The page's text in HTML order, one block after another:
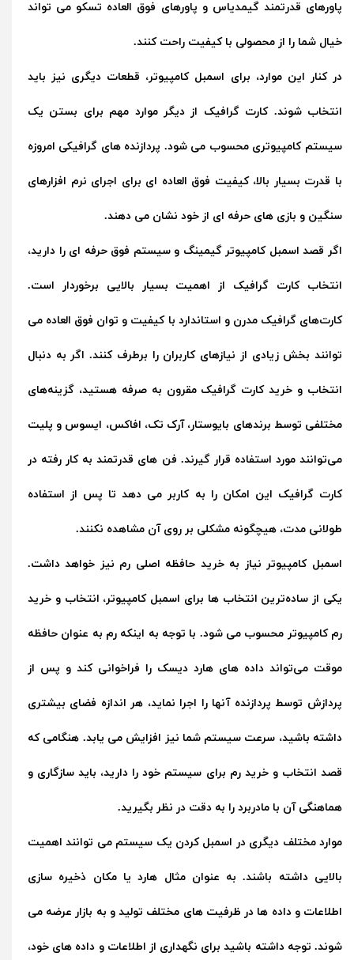
پاورهای قدرتمند گیمدیاس و پاورهای فوق العاده تسکو می تواند
خیال شما را از محصولی با کیفیت راحت کنند.
در کنار این موارد، برای اسمبل کامپیوتر، قطعات دیگری نیز باید
انتخاب شوند. کارت گرافیک از دیگر موارد مهم برای بستن یک
سیستم کامپیوتری محسوب می شود. پردازنده های گرافیکی امروزه
با قدرت بسیار بالا، کیفیت فوق العاده ای برای اجرای نرم افزارهای
سنگین و بازی های حرفه ای از خود نشان می دهند.
اگر قصد اسمبل کامپیوتر گیمینگ و سیستم فوق حرفه ای را دارید،
انتخاب کارت گرافیک از اهمیت بسیار بالایی برخوردار است.
کارت‌های گرافیک مدرن و استاندارد با کیفیت و توان فوق العاده می
توانند بخش زیادی از نیازهای کاربران را برطرف کنند. اگر به دنبال
انتخاب و خرید کارت گرافیک مقرون به صرفه هستید، گزینه‌های
مختلفی توسط برندهای بایوستار، آرک تک، افاکس، ایسوس و پلیت
می‌توانند مورد استفاده قرار گیرند. فن های قدرتمند به کار رفته در
کارت گرافیک این امکان را به کاربر می دهد تا پس از استفاده
طولانی مدت، هیچگونه مشکلی بر روی آن مشاهده نکنند.
اسمبل کامپیوتر نیاز به خرید حافظه اصلی رم نیز خواهد داشت.
یکی از ساده‌ترین انتخاب ها برای اسمبل کامپیوتر، انتخاب و خرید
رم کامپیوتر محسوب می شود. با توجه به اینکه رم به عنوان حافظه
موقت می‌تواند داده های هارد دیسک را فراخوانی کند و پس از
پردازش توسط پردازنده آنها را اجرا نماید، هر اندازه فضای بیشتری
داشته باشید، سرعت سیستم شما نیز افزایش می یابد. هنگامی که
قصد انتخاب و خرید رم برای سیستم خود را دارید، باید سازگاری و
هماهنگی آن با مادربرد را به دقت در نظر بگیرید.
موارد مختلف دیگری در اسمبل کردن یک سیستم می توانند اهمیت
بالایی داشته باشند. به عنوان مثال هارد یا مکان ذخیره سازی
اطلاعات و داده ها در ظرفیت های مختلف تولید و به بازار عرضه می
شوند. توجه داشته باشید برای نگهداری از اطلاعات و داده های خود،